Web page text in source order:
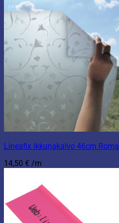
Lineafix ikkunakalvo 46cm Roma
14,50 € /m